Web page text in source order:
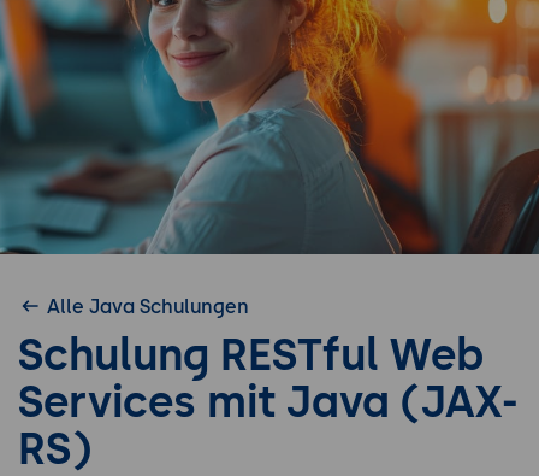
Alle Java Schulungen
Schulung RESTful Web
Services mit Java (JAX-
RS)